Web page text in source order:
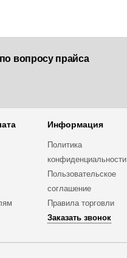
вопросу прайса
Информация
Политика
конфиденциальности
Пользовательское
соглашение
Правила торговли
Заказать звонок